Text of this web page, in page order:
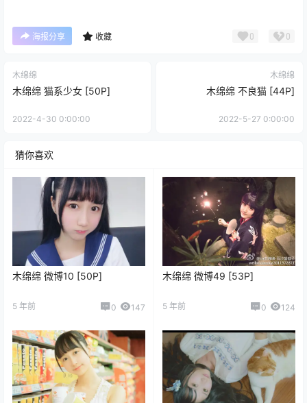
海报分享 收藏 0 0
木绵绵
木绵绵 猫系少女 [50P]
2022-4-30 0:00:00
木绵绵
木绵绵 不良猫 [44P]
2022-5-27 0:00:00
猜你喜欢
木绵绵 微博10 [50P]
5 年前 0 147
木绵绵 微博49 [53P]
5 年前 0 124